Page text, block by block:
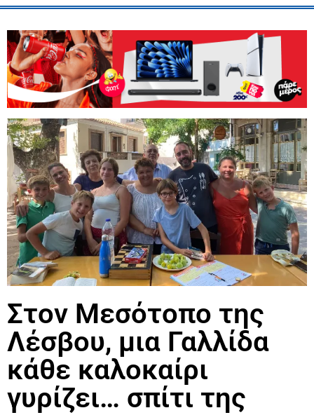
Στον Μεσότοπο της
Λέσβου, μια Γαλλίδα
κάθε καλοκαίρι
γυρίζει… σπίτι της